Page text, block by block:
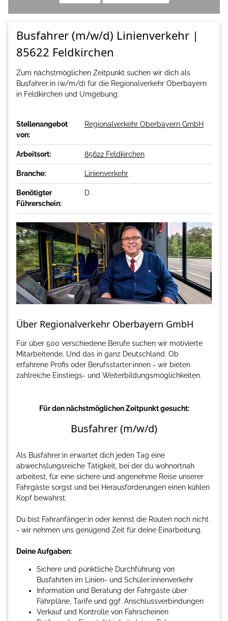
Busfahrer (m/w/d) Linienverkehr |
85622 Feldkirchen
Zum nächstmöglichen Zeitpunkt suchen wir dich als
Busfahrer:in (w/m/d) für die Regionalverkehr Oberbayern
in Feldkirchen und Umgebung.
Stellenangebot
von:
Regionalverkehr Oberbayern GmbH
Arbeitsort: 85622 Feldkirchen
Branche: Linienverkehr
Benötigter
Führerschein:
D
Über Regionalverkehr Oberbayern GmbH
Für über 500 verschiedene Berufe suchen wir motivierte
Mitarbeitende. Und das in ganz Deutschland. Ob
erfahrene Profis oder Berufsstarter:innen - wir bieten
zahlreiche Einstiegs- und Weiterbildungsmöglichkeiten.
Für den nächstmöglichen Zeitpunkt gesucht:
Busfahrer (m/w/d)
Als Busfahrer:in erwartet dich jeden Tag eine
abwechslungsreiche Tätigkeit, bei der du wohnortnah
arbeitest, für eine sichere und angenehme Reise unserer
Fahrgäste sorgst und bei Herausforderungen einen kühlen
Kopf bewahrst.
Du bist Fahranfänger:in oder kennst die Routen noch nicht
- wir nehmen uns genügend Zeit für deine Einarbeitung.
Deine Aufgaben:
Sichere und pünktliche Durchführung von
Busfahrten im Linien- und Schüler:innenverkehr
Information und Beratung der Fahrgäste über
Fahrpläne, Tarife und ggf. Anschlussverbindungen
Verkauf und Kontrolle von Fahrscheinen